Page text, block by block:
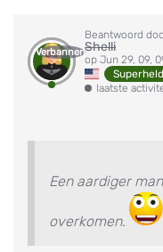
Verbannen
Beantwoord
Shelli
op Jun 29, 09,
Superheld
laatste
Een aardiger
overkomen.